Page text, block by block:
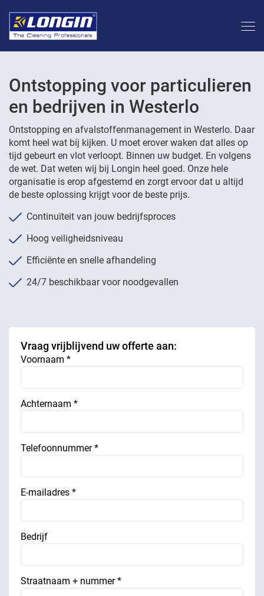
Ontstopping voor particulieren
en bedrijven in Westerlo
Ontstopping en afvalstoffenmanagement in Westerlo. Daar
komt heel wat bij kijken. U moet erover waken dat alles op
tijd gebeurt en vlot verloopt. Binnen uw budget. En volgens
de wet. Dat weten wij bij Longin heel goed. Onze hele
organisatie is erop afgestemd en zorgt ervoor dat u altijd
de beste oplossing krijgt voor de beste prijs.
Continuïteit van jouw bedrijfsproces
Hoog veiligheidsniveau
Efficiënte en snelle afhandeling
24/7 beschikbaar voor noodgevallen
Vraag vrijblijvend uw offerte aan:
Voornaam *
Achternaam *
Telefoonnummer *
E-mailadres *
Bedrijf
Straatnaam + nummer *